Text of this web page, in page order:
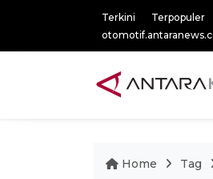
Terkini Terpopuler
Home Tag